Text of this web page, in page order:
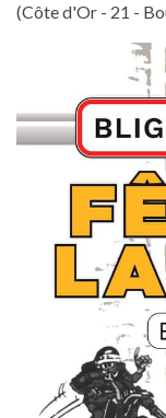
(Côte d'Or - 21 -